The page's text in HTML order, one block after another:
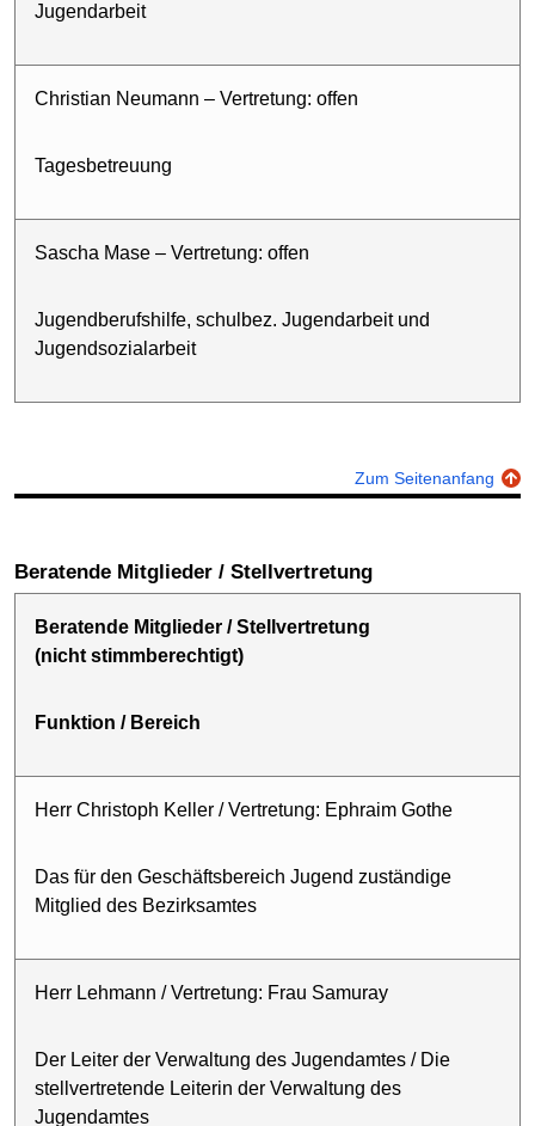
Jugendarbeit
Christian Neumann – Vertretung: offen
Tagesbetreuung
Sascha Mase – Vertretung: offen
Jugendberufshilfe, schulbez. Jugendarbeit und
Jugendsozialarbeit
Zum Seitenanfang
Beratende Mitglieder / Stellvertretung
Beratende Mitglieder / Stellvertretung
(nicht stimmberechtigt)
Funktion / Bereich
Herr Christoph Keller / Vertretung: Ephraim Gothe
Das für den Geschäftsbereich Jugend zuständige
Mitglied des Bezirksamtes
Herr Lehmann / Vertretung: Frau Samuray
Der Leiter der Verwaltung des Jugendamtes / Die
stellvertretende Leiterin der Verwaltung des
Jugendamtes